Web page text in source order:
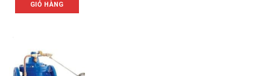
GIỎ HÀNG